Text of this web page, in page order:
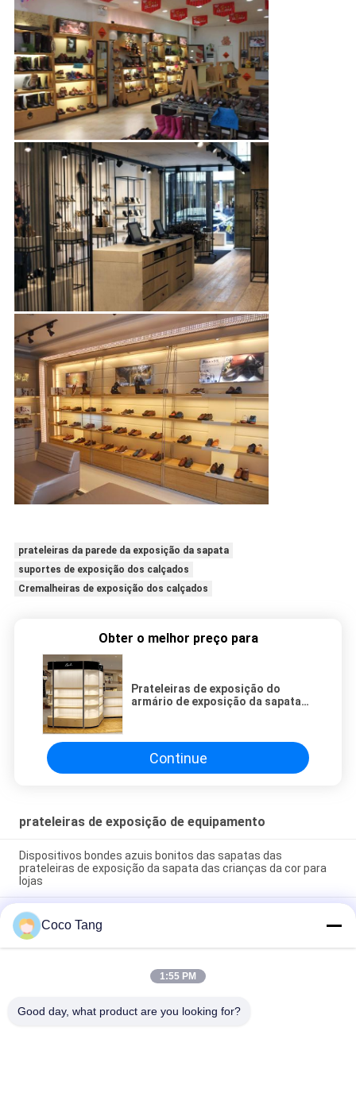
prateleiras da parede da exposição da sapata
suportes de exposição dos calçados
Cremalheiras de exposição dos calçados
Obter o melhor preço para
Prateleiras de exposição do
armário de exposição da sapata
Continue
prateleiras de exposição de equipamento
Dispositivos bondes azuis bonitos das sapatas das
prateleiras de exposição da sapata das crianças da cor para
lojas
Cremalheira fixada na parede da sapata da unidade de
exposição da sapata das senhoras para a sala de exposições
batida abaixo do projeto
A parede ereta livre da exposição da cremalheira/sapata de
exposição da sapata do quadro do metal arquiva a camada
Coco Tang
1:55 PM
Good day, what product are you looking for?